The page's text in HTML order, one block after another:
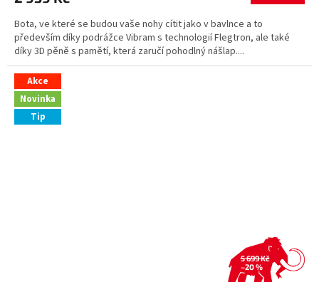
Bota, ve které se budou vaše nohy cítit jako v bavlnce a to
především díky podrážce Vibram s technologií Flegtron, ale také
díky 3D pěně s pamětí, která zaručí pohodlný nášlap....
Akce
Novinka
Tip
5 699 Kč
–20 %